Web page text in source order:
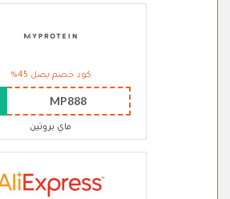
كود خصم يصل 45%
MP888
ماي بروتين